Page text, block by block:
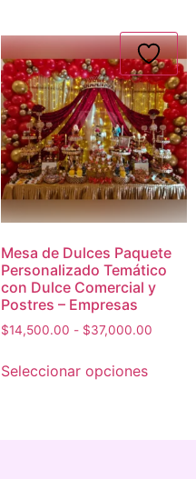
Mesa de Dulces Paquete
Personalizado Temático
con Dulce Comercial y
Postres – Empresas
$14,500.00 - $37,000.00
Seleccionar opciones